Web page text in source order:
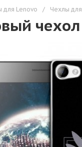
для Lenovo / Чехлы